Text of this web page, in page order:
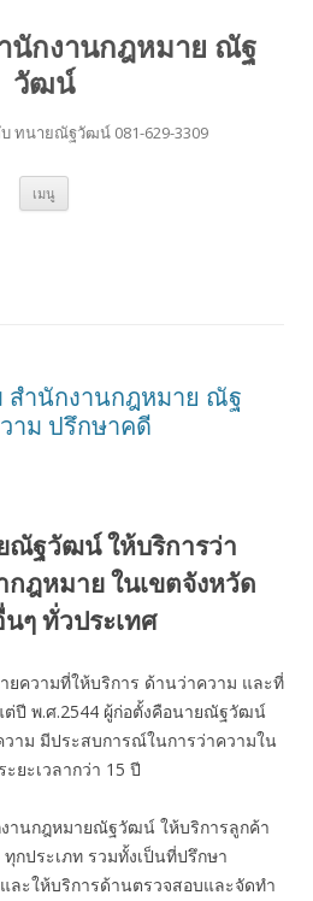
นักงานกฎหมาย ณัฐ
วัฒน์
บ ทนายณัฐวัฒน์ 081-629-3309
เมนู ข้าม
ยัง
สำนักงานกฎหมาย ณัฐ
าม ปรึกษาคดี
ณัฐวัฒน์ ให้บริการว่า
ฎหมาย ในเขตจังหวัด
ๆ ทั่วประเทศ
ความที่ให้บริการ ด้านว่าความ และที่
ต่ปี พ.ศ.2544 ผู้ก่อตั้งคือนายณัฐวัฒน์
าม มีประสบการณ์ในการว่าความใน
ยะเวลากว่า 15 ปี
านกฎหมายณัฐวัฒน์ ให้บริการลูกค้า
กประเภท รวมทั้งเป็นที่ปรึกษา
ละให้บริการด้านตรวจสอบและจัดทำ